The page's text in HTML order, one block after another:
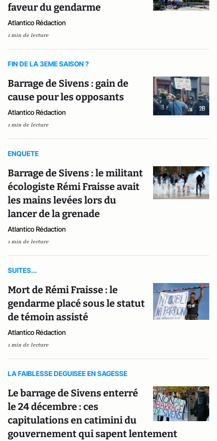
faveur du gendarme
Atlantico Rédaction
1 min de lecture
FIN DE LA 3EME SAISON ?
Barrage de Sivens : gain de
cause pour les opposants
Atlantico Rédaction
1 min de lecture
ENQUETE
Barrage de Sivens : le militant
écologiste Rémi Fraisse avait
les mains levées lors du
lancer de la grenade
Atlantico Rédaction
1 min de lecture
SUITES...
Mort de Rémi Fraisse : le
gendarme placé sous le statut
de témoin assisté
Atlantico Rédaction
1 min de lecture
LA FAIBLESSE DEGUISEE EN SAGESSE
Le barrage de Sivens enterré
le 24 décembre : ces
capitulations en catimini du
gouvernement qui sapent lentement